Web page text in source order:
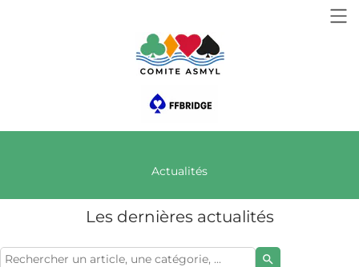
Actualités
Les dernières actualités
search